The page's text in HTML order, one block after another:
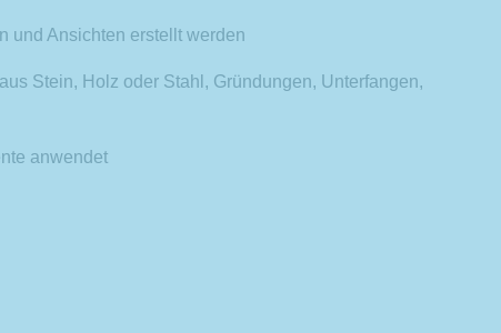
und Ansichten erstellt werden
Stein, Holz oder Stahl, Gründungen, Unterfangen,
anwendet